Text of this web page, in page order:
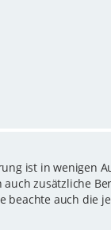
ist in wenigen
zusätzliche
auch die